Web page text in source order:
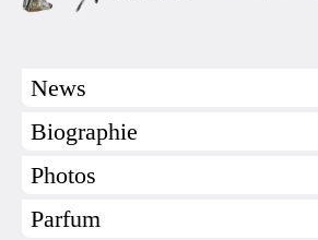
News
Biographie
Photos
Parfum